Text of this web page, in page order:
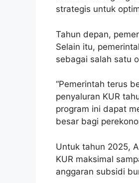
strategis untuk
Tahun depan,
Selain itu,
sebagai salah satu
“Pemerintah terus
penyaluran KUR
program ini dapat
besar bagi
Untuk tahun 2025,
KUR maksimal
anggaran subsidi